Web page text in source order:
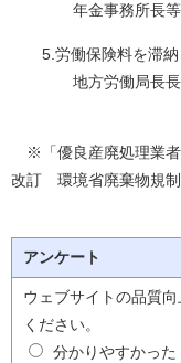
年金事務所長等が
5.労働保険料を滞納
地方労働局長長等
※「優良産廃処理業者
改訂 環境省廃棄物規制
アンケート
ウェブサイトの品質
ください。
分かりやすかった